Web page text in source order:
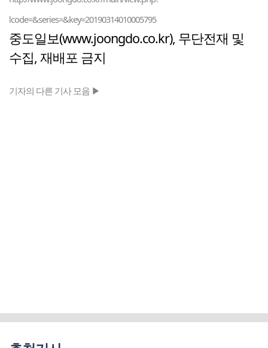
lcode=&series=&key=20190314010005795
중도일보(www.joongdo.co.kr), 무단전재 및
수집, 재배포 금지
기자의 다른 기사 모음 ▶